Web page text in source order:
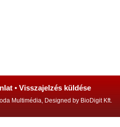
• Visszajelzés küldése
Multimédia, Designed by BioDigit Kft.